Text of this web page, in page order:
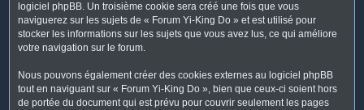
logiciel phpBB. Un troisième cookie sera créé une fois que vous
naviguerez sur les sujets de « Forum Yi-King Do » et est utilisé pour
stocker les informations sur les sujets que vous avez lus, ce qui améliore
votre navigation sur le forum.
Nous pouvons également créer des cookies externes au logiciel phpBB
tout en naviguant sur « Forum Yi-King Do », bien que ceux-ci soient hors
de portée du document qui est prévu pour couvrir seulement les pages